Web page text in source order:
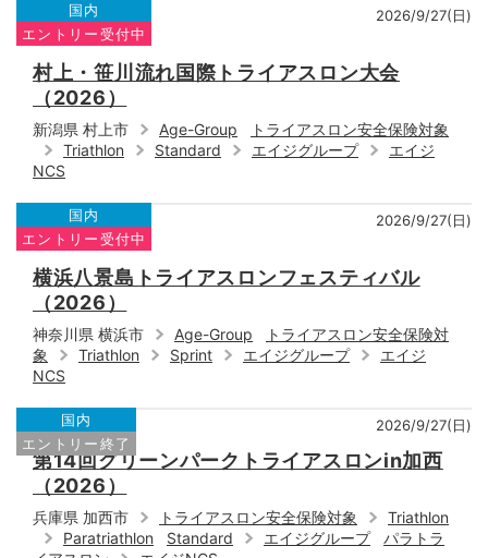
国内
エントリー受付中
2026/9/27(日)
村上・笹川流れ国際トライアスロン大会
（2026）
新潟県 村上市 Age-Group
トライアスロン安全保険対象
Triathlon
Standard エイジグループ
エイジ
NCS
国内
エントリー受付中
2026/9/27(日)
横浜八景島トライアスロンフェスティバル
（2026）
神奈川県 横浜市 Age-Group
トライアスロン安全保険対
象
Triathlon Sprint エイジグループ
エイジ
NCS
国内
エントリー終了
2026/9/27(日)
第14回グリーンパークトライアスロンin加西
（2026）
兵庫県 加西市 トライアスロン安全保険対象
Triathlon
Paratriathlon
Standard エイジグループ
パラトラ